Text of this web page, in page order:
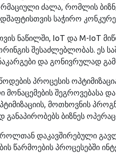
ძალა, რომლის
საჭირო
ნაწილში, IoT და M-IoT
შესაძლებლობას. ეს
და გონივრულად
პროცესის
მონაცემების შეგროვებასა
მოთხოვნის
განაპირობებს ბიზნეს
დაკავშირებული
წარმოების პროცესებში